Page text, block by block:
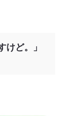
けど。」